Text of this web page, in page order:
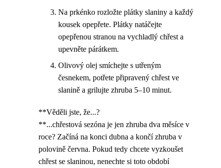
Na prkénko rozložte plátky slaniny a každý
kousek opepřete. Plátky natáčejte
opepřenou stranou na vychladlý chřest a
upevněte párátkem.
Olivový olej smíchejte s utřeným
česnekem, potřete připravený chřest ve
slanině a grilujte zhruba 5–10 minut.
**Věděli jste, že...?
**...chřestová sezóna je jen zhruba dva měsíce v
roce? Začíná na konci dubna a končí zhruba v
polovině června. Pokud tedy chcete vyzkoušet
chřest se slaninou, nenechte si toto období